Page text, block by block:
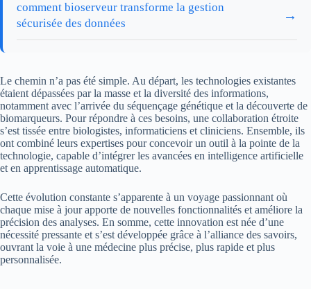
comment bioserveur transforme la gestion
sécurisée des données
→
Le chemin n’a pas été simple. Au départ, les technologies existantes
étaient dépassées par la masse et la diversité des informations,
notamment avec l’arrivée du séquençage génétique et la découverte de
biomarqueurs. Pour répondre à ces besoins, une collaboration étroite
s’est tissée entre biologistes, informaticiens et cliniciens. Ensemble, ils
ont combiné leurs expertises pour concevoir un outil à la pointe de la
technologie, capable d’intégrer les avancées en intelligence artificielle
et en apprentissage automatique.
Cette évolution constante s’apparente à un voyage passionnant où
chaque mise à jour apporte de nouvelles fonctionnalités et améliore la
précision des analyses. En somme, cette innovation est née d’une
nécessité pressante et s’est développée grâce à l’alliance des savoirs,
ouvrant la voie à une médecine plus précise, plus rapide et plus
personnalisée.